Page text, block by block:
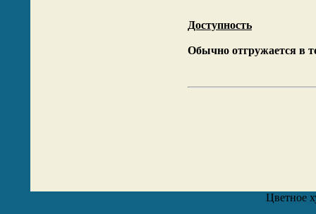
Доступность
Обычно отгружается в
Цветное